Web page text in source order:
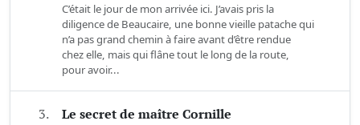
C’était le jour de mon arrivée ici. J’avais pris la
diligence de Beaucaire, une bonne vieille patache qui
n’a pas grand chemin à faire avant d’être rendue
chez elle, mais qui flâne tout le long de la route,
pour avoir...
3. Le secret de maître Cornille